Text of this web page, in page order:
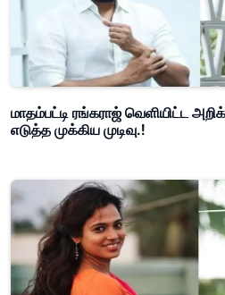
மாதம்பட்டி ரங்கராஜ் வெளியிட்ட
எடுத்த முக்கிய முடிவு.!